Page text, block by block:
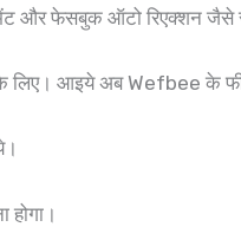
फेसबुक ऑटो रिएक्शन जैसे
के लिए। आइये अब Wefbee के